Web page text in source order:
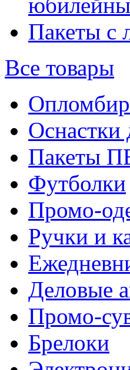
Пакеты с
Все товары
Оснастки
Пакеты
Футболки
Промо-
Ручки и
Деловые
Промо-
Брелоки